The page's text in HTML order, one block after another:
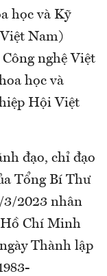
học và Kỹ
Nam)
nghệ Việt
học và
Hội Việt
đạo, chỉ đạo
Tổng Bí Thư
3/2023 nhân
Hồ Chí Minh
Thành lập